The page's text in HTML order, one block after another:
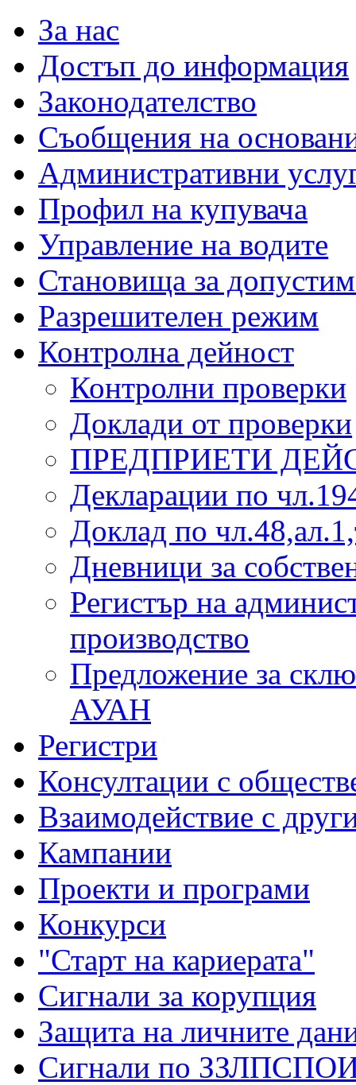
За нас
Достъп до информация
Законодателство
Съобщения на
Административни
Профил на купувача
Управление на водите
Становища за
Разрешителен режим
Контролна дейност
Контролни проверки
Доклади от проверки
ПРЕДПРИЕТИ
Декларации по
Доклад по
Дневници за
Регистър на
производство
Предложение за
АУАН
Регистри
Консултации с
Взаимодействие с
Кампании
Проекти и програми
Конкурси
"Старт на кариерата"
Сигнали за корупция
Защита на личните
Сигнали по